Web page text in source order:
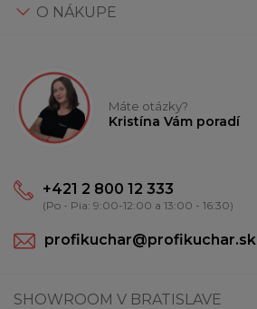
O NÁKUPE
Máte otázky?
Kristína Vám poradí
+421 2 800 12 333
(Po - Pia: 9:00-12:00 a 13:00 - 16:30)
profikuchar@profikuchar.sk
SHOWROOM V BRATISLAVE